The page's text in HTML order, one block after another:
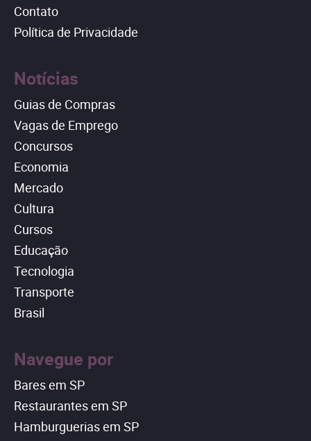
Contato
Política de Privacidade
Notícias
Guias de Compras
Vagas de Emprego
Concursos
Economia
Mercado
Cultura
Cursos
Educação
Tecnologia
Transporte
Brasil
Navegue por
Bares em SP
Restaurantes em SP
Hamburguerias em SP